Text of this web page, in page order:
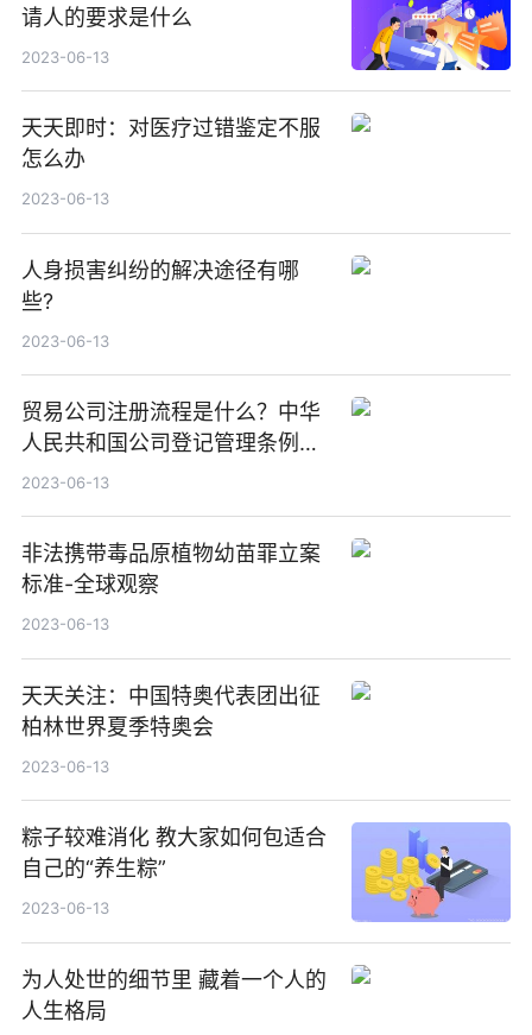
请人的要求是什么
2023-06-13
天天即时：对医疗过错鉴定不服
怎么办
2023-06-13
人身损害纠纷的解决途径有哪
些?
2023-06-13
贸易公司注册流程是什么？中华
人民共和国公司登记管理条例第
十七条内容 天天快消息
2023-06-13
非法携带毒品原植物幼苗罪立案
标准-全球观察
2023-06-13
天天关注：中国特奥代表团出征
柏林世界夏季特奥会
2023-06-13
粽子较难消化 教大家如何包适合
自己的“养生粽”
2023-06-13
为人处世的细节里 藏着一个人的
人生格局